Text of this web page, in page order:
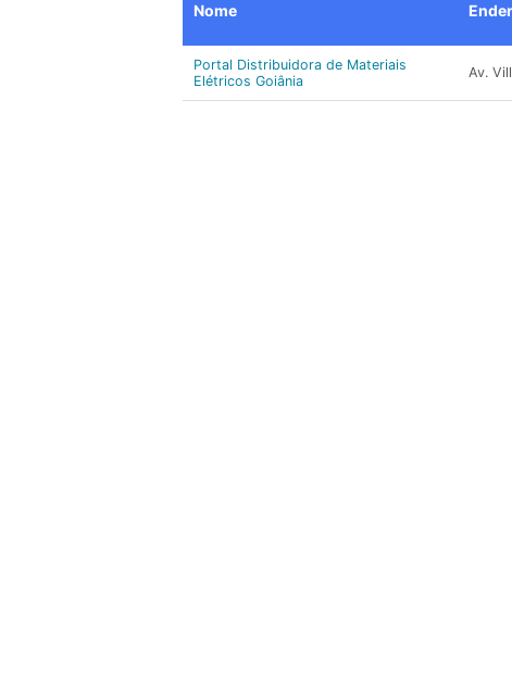
Nome
Portal Distribuidora de Materiais
Elétricos Goiânia
Av.